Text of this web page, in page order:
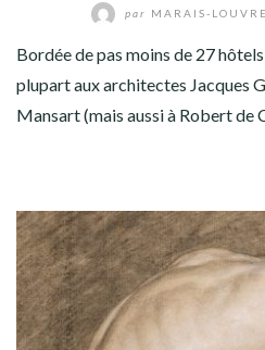
par MARAIS-LOUVRE
Bordée de pas moins de 27
plupart aux architectes Jacques
Mansart (mais aussi à Robert de